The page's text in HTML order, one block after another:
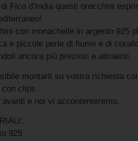
Fico d’India questi orecchini
con monachelle in argento 925
e piccole perle di fiume e di
ancora più preziosi e attraenti.
montarli su vostra richiesta
con clips.
avanti e noi vi accontenteremo.
925